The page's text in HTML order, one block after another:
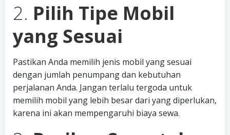
2. Pilih Tipe Mobil
yang Sesuai
Pastikan Anda memilih jenis mobil yang sesuai
dengan jumlah penumpang dan kebutuhan
perjalanan Anda. Jangan terlalu tergoda untuk
memilih mobil yang lebih besar dari yang diperlukan,
karena ini akan mempengaruhi biaya sewa.